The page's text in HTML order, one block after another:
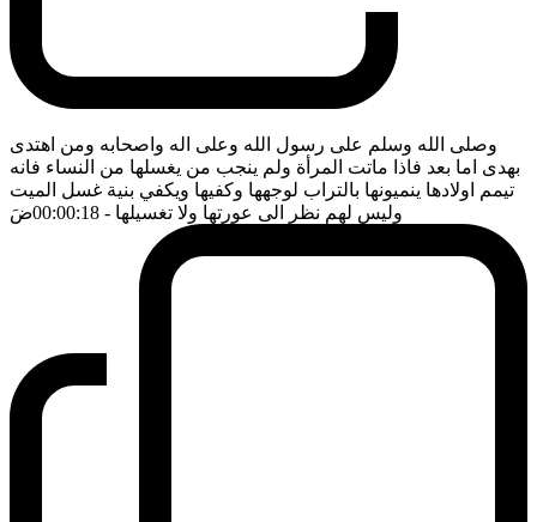
وصلى الله وسلم على رسول الله وعلى اله واصحابه ومن اهتدى
بهدى اما بعد فاذا ماتت المرأة ولم ينجب من يغسلها من النساء فانه
تيمم اولادها ينميونها بالتراب لوجهها وكفيها ويكفي بنية غسل الميت
وليس لهم نظر الى عورتها ولا تغسيلها - 00:00:18 ضَ